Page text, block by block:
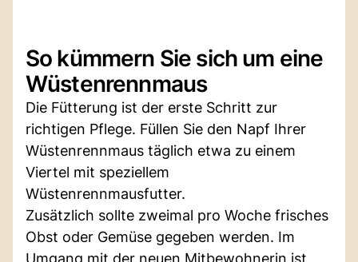
So kümmern Sie sich um eine
Wüstenrennmaus
Die Fütterung ist der erste Schritt zur
richtigen Pflege. Füllen Sie den Napf Ihrer
Wüstenrennmaus täglich etwa zu einem
Viertel mit speziellem
Wüstenrennmausfutter.
Zusätzlich sollte zweimal pro Woche frisches
Obst oder Gemüse gegeben werden. Im
Umgang mit der neuen Mitbewohnerin ist